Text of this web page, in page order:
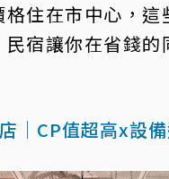
格住在市中心，這
民宿讓你在省錢
｜CP值超高x設